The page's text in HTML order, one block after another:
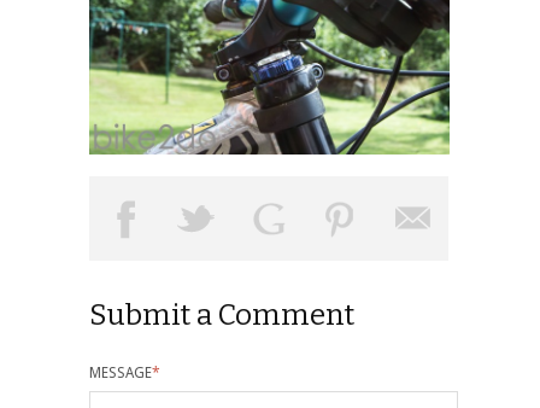
Submit a Comment
MESSAGE*